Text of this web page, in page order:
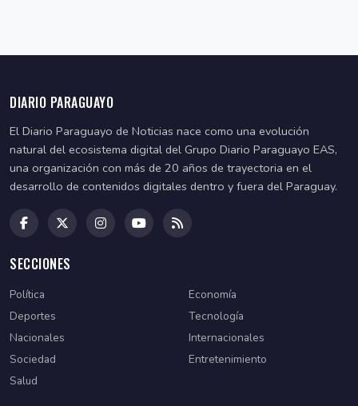
DIARIO PARAGUAYO
El Diario Paraguayo de Noticias nace como una evolución
natural del ecosistema digital del Grupo Diario Paraguayo EAS,
una organización con más de 20 años de trayectoria en el
desarrollo de contenidos digitales dentro y fuera del Paraguay.
SECCIONES
Política
Economía
Deportes
Tecnología
Nacionales
Internacionales
Sociedad
Entretenimiento
Salud